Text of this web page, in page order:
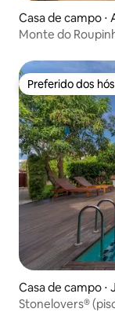
Casa de campo ⋅
Monte do
Preferido dos
Preferido dos
Casa de campo ⋅
Stonelovers®